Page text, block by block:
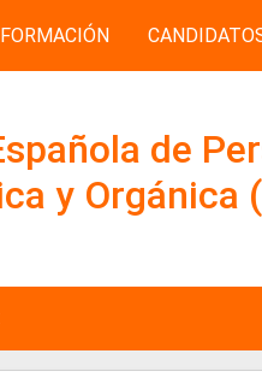
FORMACIÓN
de
y Orgánica